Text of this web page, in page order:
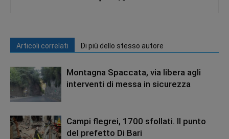
Articoli correlati Di più dello stesso autore
Montagna Spaccata, via libera agli
interventi di messa in sicurezza
Campi flegrei, 1700 sfollati. Il punto
del prefetto Di Bari